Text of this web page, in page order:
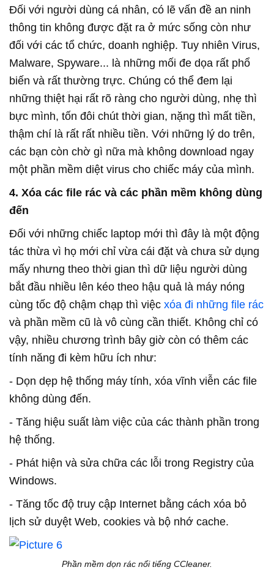
Đối với người dùng cá nhân, có lẽ vấn đề an ninh
thông tin không được đặt ra ở mức sống còn như
đối với các tổ chức, doanh nghiệp. Tuy nhiên Virus,
Malware, Spyware... là những mối đe dọa rất phổ
biến và rất thường trực. Chúng có thể đem lại
những thiệt hại rất rõ ràng cho người dùng, nhẹ thì
bực mình, tốn đôi chút thời gian, nặng thì mất tiền,
thậm chí là rất rất nhiều tiền. Với những lý do trên,
các bạn còn chờ gì nữa mà không download ngay
một phần mềm diệt virus cho chiếc máy của mình.
4. Xóa các file rác và các phần mềm không dùng
đến
Đối với những chiếc laptop mới thì đây là một động
tác thừa vì họ mới chỉ vừa cái đặt và chưa sử dụng
mấy nhưng theo thời gian thì dữ liệu người dùng
bắt đầu nhiều lên kéo theo hậu quả là máy nóng
cùng tốc độ chậm chạp thì việc xóa đi những file rác
và phần mềm cũ là vô cùng cần thiết. Không chỉ có
vậy, nhiều chương trình bây giờ còn có thêm các
tính năng đi kèm hữu ích như:
- Dọn dẹp hệ thống máy tính, xóa vĩnh viễn các file
không dùng đến.
- Tăng hiệu suất làm việc của các thành phần trong
hệ thống.
- Phát hiện và sửa chữa các lỗi trong Registry của
Windows.
- Tăng tốc độ truy cập Internet bằng cách xóa bỏ
lịch sử duyệt Web, cookies và bộ nhớ cache.
Phần mềm dọn rác nổi tiếng CCleaner.